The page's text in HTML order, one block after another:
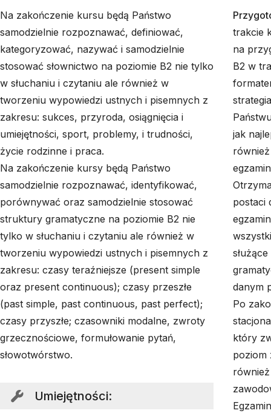
Na zakończenie kursu będą Państwo
samodzielnie rozpoznawać, definiować,
kategoryzować, nazywać i samodzielnie
stosować słownictwo na poziomie B2 nie tylko
w słuchaniu i czytaniu ale również w
tworzeniu wypowiedzi ustnych i pisemnych z
zakresu: sukces, przyroda, osiągnięcia i
umiejętności, sport, problemy, i trudności,
życie rodzinne i praca.
Na zakończenie kursy będą Państwo
samodzielnie rozpoznawać, identyfikować,
porównywać oraz samodzielnie stosować
struktury gramatyczne na poziomie B2 nie
tylko w słuchaniu i czytaniu ale również w
tworzeniu wypowiedzi ustnych i pisemnych z
zakresu: czasy teraźniejsze (present simple
oraz present continuous); czasy przeszłe
(past simple, past continuous, past perfect);
czasy przyszłe; czasowniki modalne, zwroty
grzecznościowe, formułowanie pytań,
słowotwórstwo.
Umiejętności:
trakcie
na
B2 w
jak
postaci
danym
Po
który
poziom